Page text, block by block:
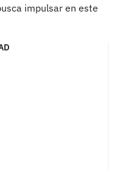
impulsar en este